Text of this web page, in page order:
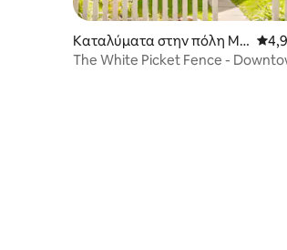
Καταλύματα στην πόλη Mis
soula
The White Picket Fence -